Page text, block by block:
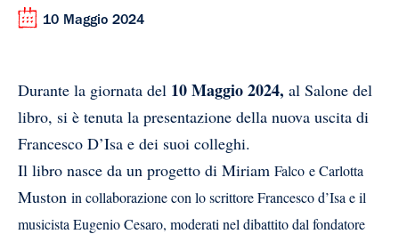
10 Maggio 2024
Durante la giornata del 10 Maggio 2024, al Salone del
libro, si è tenuta la presentazione della nuova uscita di
Francesco D’Isa e dei suoi colleghi.
Il libro nasce da un progetto di Miriam Falco e Carlotta
Muston in collaborazione con lo scrittore Francesco d’Isa e il
musicista Eugenio Cesaro, moderati nel dibattito dal fondatore